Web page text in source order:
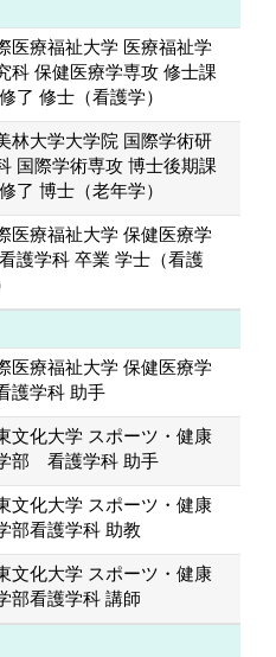
医療福祉大学 医療福祉学
科 保健医療学専攻 修士課
了 修士（看護学）
林大学大学院 国際学術研
国際学術専攻 博士後期課
了 博士（老年学）
医療福祉大学 保健医療学
護学科 卒業 学士（看護
医療福祉大学 保健医療学
護学科 助手
文化大学 スポーツ・健康
部 看護学科 助手
文化大学 スポーツ・健康
部看護学科 助教
文化大学 スポーツ・健康
部看護学科 講師